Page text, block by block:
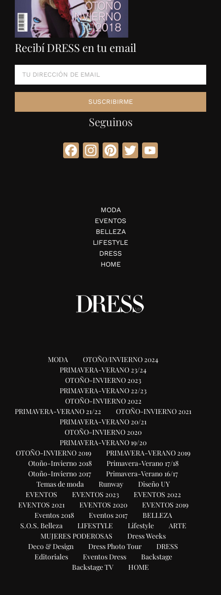
Recibí DRESS en tu email
Seguinos
Facebook
Instagram
Pinterest
Twitter
MODA
EVENTOS
BELLEZA
LIFESTYLE
DRESS
HOME
MODA
OTOÑO/INVIERNO 2024
PRIMAVERA-VERANO 23/24
OTOÑO-INVIERNO 2023
PRIMAVERA-VERANO 22/23
OTOÑO-INVIERNO 2022
PRIMAVERA-VERANO 21/22
OTOÑO-INVIERNO 2021
PRIMAVERA-VERANO 20/21
OTOÑO-INVIERNO 2020
PRIMAVERA-VERANO 19/20
OTOÑO-INVIERNO 2019
PRIMAVERA-VERANO 2019
Otoño-Invierno 2018
Primavera-Verano 17/18
Otoño-Invierno 2017
Primavera-Verano 16/17
Temas de moda
Runway
Diseño UY
EVENTOS
EVENTOS 2023
EVENTOS 2022
EVENTOS 2021
EVENTOS 2020
EVENTOS 2019
Eventos 2018
Eventos 2017
BELLEZA
S.O.S. Belleza
LIFESTYLE Lifestyle
ARTE
MUJERES PODEROSAS
Dress Weeks
Deco & Design
Dress Photo Tour
DRESS
Editoriales
Eventos Dress
Backstage
Backstage TV
HOME